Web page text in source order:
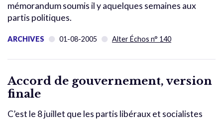
mémorandum soumis il y aquelques semaines aux
partis politiques.
ARCHIVES 01-08-2005 Alter Échos n° 140
Accord de gouvernement, version
finale
C’est le 8 juillet que les partis libéraux et socialistes